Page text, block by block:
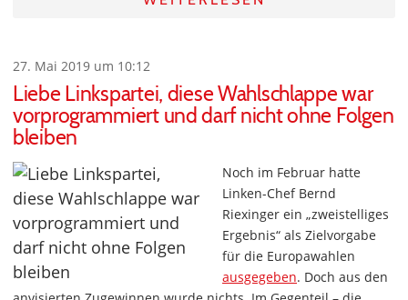
27. Mai 2019 um 10:12
Liebe Linkspartei, diese Wahlschlappe war
vorprogrammiert und darf nicht ohne Folgen
bleiben
Noch im Februar hatte
Linken-Chef Bernd
Riexinger ein „zweistelliges
Ergebnis“ als Zielvorgabe
für die Europawahlen
ausgegeben. Doch aus den